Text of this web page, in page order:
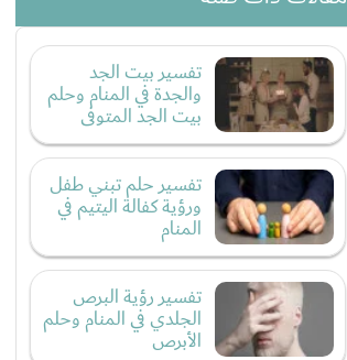
تفسير بيت الجد
والجدة في المنام وحلم
بيت الجد المتوفى
تفسير حلم تبني طفل
ورؤية كفالة اليتيم في
المنام
تفسير رؤية البرص
الجلدي في المنام وحلم
الأبرص